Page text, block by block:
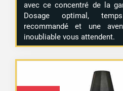
avec ce concentré de la
Dosage optimal,
recommandé et une
inoubliable vous attendent.